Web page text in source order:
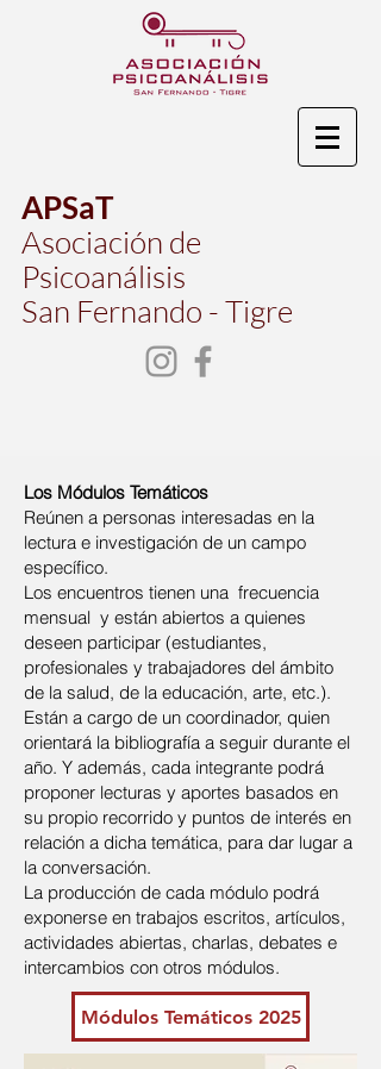
APSaT
Asociación de
Psicoanálisis
San Fernando - Tigre
Los Módulos Temáticos
Reúnen a personas interesadas en la
lectura e investigación de un campo
específico.
Los encuentros tienen una frecuencia
mensual y están abiertos a quienes
deseen participar (estudiantes,
profesionales y trabajadores del ámbito
de la salud, de la educación, arte, etc.).​
Están a cargo de un coordinador, quien
orientará la bibliografía a seguir durante el
año. Y además, cada integrante podrá
proponer lecturas y aportes basados en
su propio recorrido y puntos de interés en
relación a dicha temática, para dar lugar a
la conversación.​
La producción de cada módulo podrá
exponerse en trabajos escritos, artículos,
actividades abiertas, charlas, debates e
intercambios con otros módulos.
Módulos Temáticos 2025